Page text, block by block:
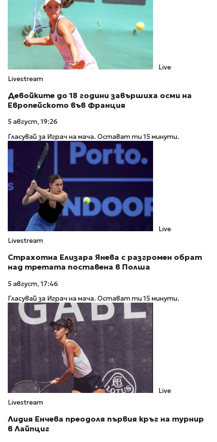
Live
Livestream
Девойките до 18 години завършиха осми на
Европейското във Франция
5 август, 19:26
Гласувай за Играч на мача. Остават ти 15 минути.
Live
Livestream
Страхотна Елизара Янева с разгромен обрат
над третата поставена в Полша
5 август, 17:46
Гласувай за Играч на мача. Остават ти 15 минути.
Live
Livestream
Лидия Енчева преодоля първия кръг на турнир
в Лайпциг